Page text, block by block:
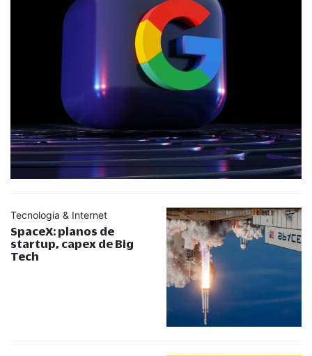
Tecnologia & Internet
SpaceX: planos de
startup, capex de Big
Tech